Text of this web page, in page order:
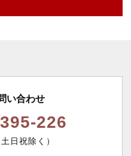
い合わせ
226
日祝除く）